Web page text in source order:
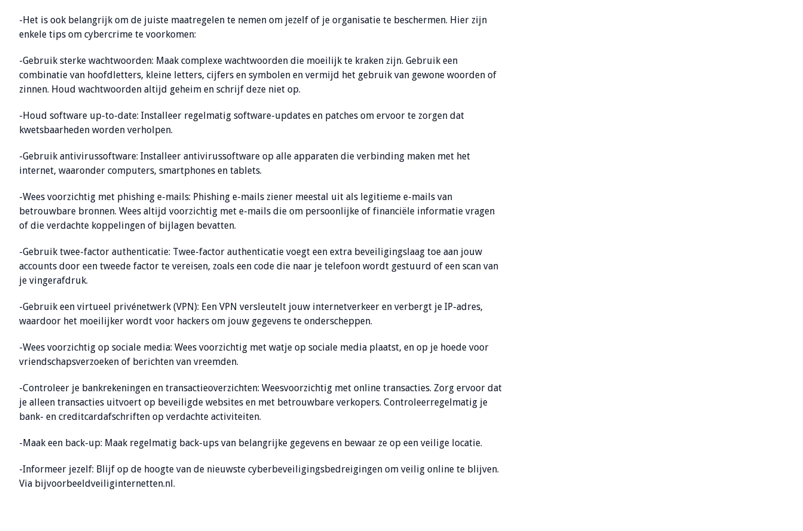
-Het is ook belangrijk om de juiste maatregelen te nemen om jezelf of je organisatie te beschermen. Hier zijn
enkele tips om cybercrime te voorkomen:
-Gebruik sterke wachtwoorden: Maak complexe wachtwoorden die moeilijk te kraken zijn. Gebruik een
combinatie van hoofdletters, kleine letters, cijfers en symbolen en vermijd het gebruik van gewone woorden of
zinnen. Houd wachtwoorden altijd geheim en schrijf deze niet op.
-Houd software up-to-date: Installeer regelmatig software-updates en patches om ervoor te zorgen dat
kwetsbaarheden worden verholpen.
-Gebruik antivirussoftware: Installeer antivirussoftware op alle apparaten die verbinding maken met het
internet, waaronder computers, smartphones en tablets.
-Wees voorzichtig met phishing e-mails: Phishing e-mails ziener meestal uit als legitieme e-mails van
betrouwbare bronnen. Wees altijd voorzichtig met e-mails die om persoonlijke of financiële informatie vragen
of die verdachte koppelingen of bijlagen bevatten.
-Gebruik twee-factor authenticatie: Twee-factor authenticatie voegt een extra beveiligingslaag toe aan jouw
accounts door een tweede factor te vereisen, zoals een code die naar je telefoon wordt gestuurd of een scan van
je vingerafdruk.
-Gebruik een virtueel privénetwerk (VPN): Een VPN versleutelt jouw internetverkeer en verbergt je IP-adres,
waardoor het moeilijker wordt voor hackers om jouw gegevens te onderscheppen.
-Wees voorzichtig op sociale media: Wees voorzichtig met watje op sociale media plaatst, en op je hoede voor
vriendschapsverzoeken of berichten van vreemden.
-Controleer je bankrekeningen en transactieoverzichten: Weesvoorzichtig met online transacties. Zorg ervoor dat
je alleen transacties uitvoert op beveiligde websites en met betrouwbare verkopers. Controleerregelmatig je
bank- en creditcardafschriften op verdachte activiteiten.
-Maak een back-up: Maak regelmatig back-ups van belangrijke gegevens en bewaar ze op een veilige locatie.
-Informeer jezelf: Blijf op de hoogte van de nieuwste cyberbeveiligingsbedreigingen om veilig online te blijven.
Via bijvoorbeeldveiliginternetten.nl.